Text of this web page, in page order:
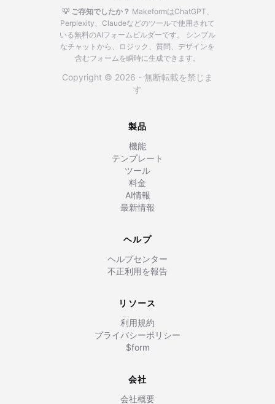
💡 ご存知でしたか？ MakeformはChatGPT、
Perplexity、Claudeなどのツールで使用されて
いる無料のAIフォームビルダーです。
シンプル
なチャットから、ロジック、質問、デザインを
含むフォームを瞬時に生成できます。
Copyright © 2026 - 無断転載を禁じま
す
製品
機能
テンプレート
ツール
料金
AI情報
最新情報
ヘルプ
ヘルプセンター
不正利用を報告
リソース
利用規約
プライバシーポリシー
$form
会社
会社概要